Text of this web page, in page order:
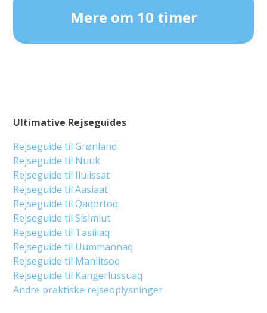
Mere om 10 timer
Ultimative Rejseguides
Rejseguide til Grønland
Rejseguide til Nuuk
Rejseguide til Ilulissat
Rejseguide til Aasiaat
Rejseguide til Qaqortoq
Rejseguide til Sisimiut
Rejseguide til Tasiilaq
Rejseguide til Uummannaq
Rejseguide til Maniitsoq
Rejseguide til Kangerlussuaq
Andre praktiske rejseoplysninger